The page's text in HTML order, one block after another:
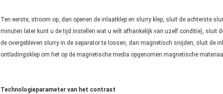
Ten eerste, stroom op, dan openen de inlaatklep en slurry klep, sluit de achterste
minuten later kunt u de tijd instellen wat u wilt afhankelijk van uzelf conditie), sluit
de overgebleven slurry in de separator te lossen, dan magnetisch snijden, sluit de
ontladingsklep om het op de magnetische media opgenomen magnetische
Technologieparameter van het contrast